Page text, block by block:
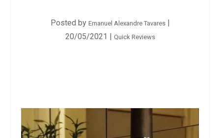
Posted by Emanuel Alexandre Tavares|
20/05/2021 | Quick Reviews